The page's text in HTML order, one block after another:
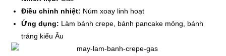
Điều chỉnh nhiệt: Núm xoay linh hoạt
Ứng dụng: Làm bánh crepe, bánh pancake mỏng, bánh
tráng kiểu Âu